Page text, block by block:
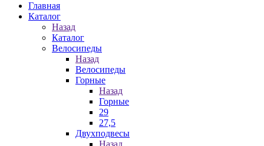
Главная
Каталог
Назад
Каталог
Велосипеды
Назад
Велосипеды
Горные
Назад
Горные
29
27,5
Двухподвесы
Назад